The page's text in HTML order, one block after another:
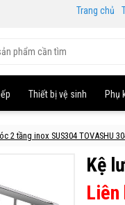
Trang chủ
Thiết bị vệ sinh Phụ
2 tầng inox SUS304 TOVASHU
Kệ
Liên